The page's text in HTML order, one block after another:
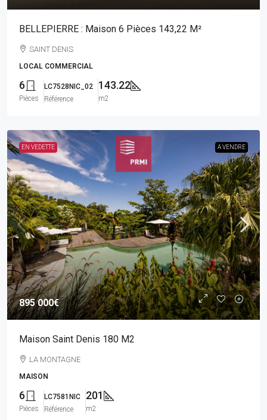
BELLEPIERRE : Maison 6 Pièces 143,22 M²
SAINT DENIS
LOCAL COMMERCIAL
6
Pièces
LC7528NIC_02
Référence
143.22
m2
EN VEDETTE A VENDRE
895 000€
Maison Saint Denis 180 M2
LA MONTAGNE
MAISON
6
Pièces
LC7581NIC
Référence
201
m2